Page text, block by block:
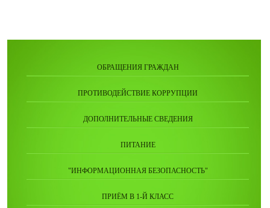
ОБРАЩЕНИЯ ГРАЖДАН
ПРОТИВОДЕЙСТВИЕ КОРРУПЦИИ
ДОПОЛНИТЕЛЬНЫЕ СВЕДЕНИЯ
ПИТАНИЕ
"ИНФОРМАЦИОННАЯ БЕЗОПАСНОСТЬ"
ПРИЁМ В 1-Й КЛАСС